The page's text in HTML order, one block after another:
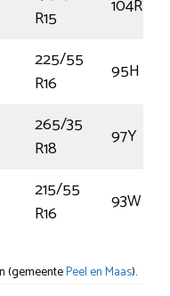
R15
104R
225/55
R16
95H
265/35
R18
97Y
215/55
R16
93W
(gemeentePeel en Maas).